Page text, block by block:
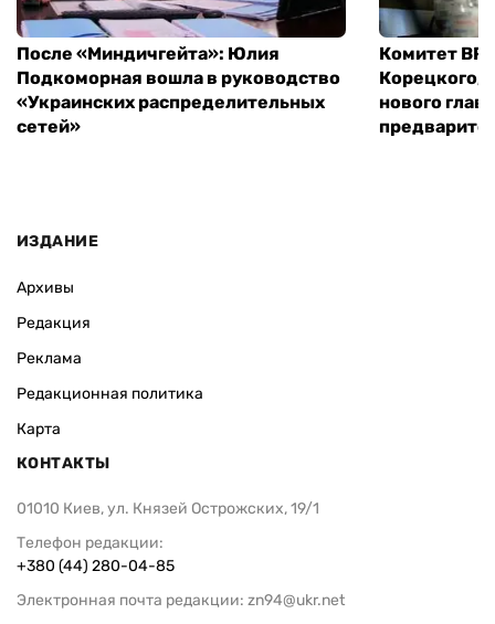
После «Миндичгейта»: Юлия
Подкоморная вошла в руководство
«Украинских распределительных
сетей»
Комитет ВР
Корецкого,
нового
ИЗДАНИЕ
Архивы
Редакция
Реклама
Редакционная политика
Карта
КОНТАКТЫ
01010 Киев, ул. Князей Острожских, 19/1
Телефон редакции:
+380 (44) 280-04-85
Электронная почта редакции: zn94@ukr.net